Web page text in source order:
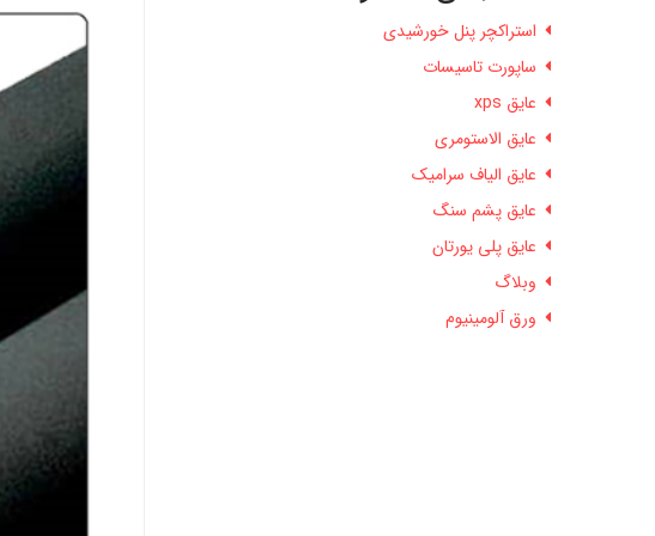
استراکچر پنل خورشیدی
ساپورت تاسیسات
عایق xps
عایق الاستومری
عایق الیاف سرامیک
عایق پشم سنگ
عایق پلی یورتان
وبلاگ
ورق آلومینیوم